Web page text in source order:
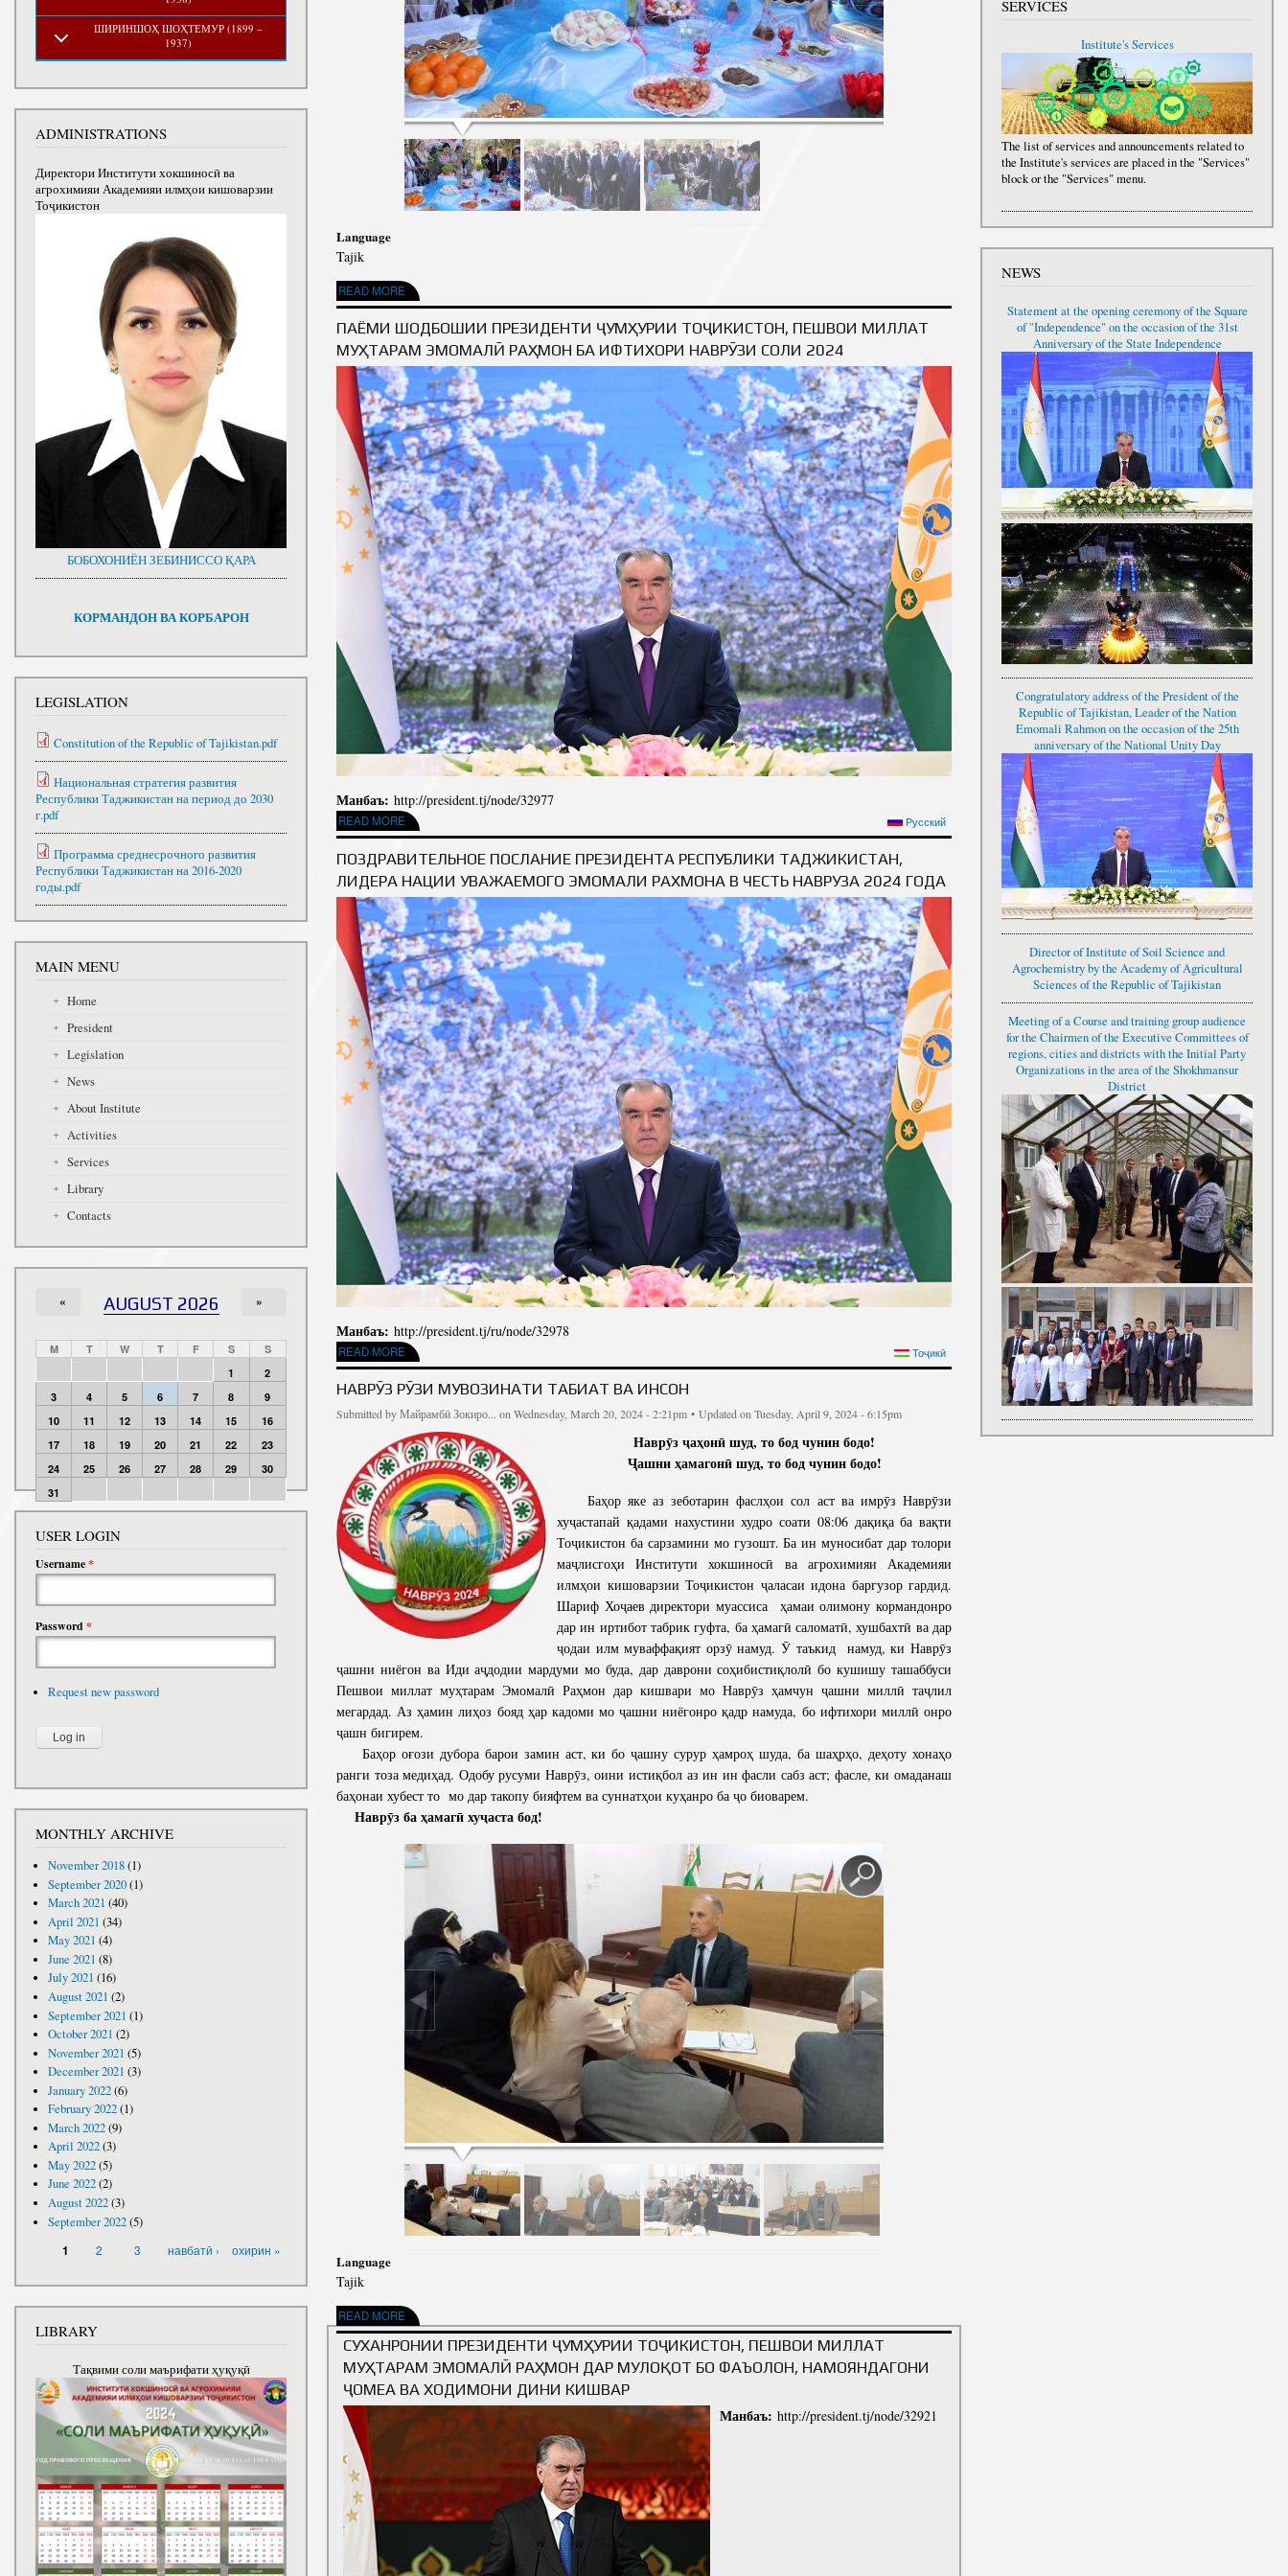
Language
Tajik
READ MORE
ABOUT 15-УМИН СОЛГАРДИ НАВРӮЗИ БАЙНАЛМИЛАЛӢ МУБОРАК!
ПАЁМИ ШОДБОШИИ ПРЕЗИДЕНТИ ҶУМҲУРИИ ТОҶИКИСТОН, ПЕШВОИ МИЛЛАТ
МУҲТАРАМ ЭМОМАЛӢ РАҲМОН БА ИФТИХОРИ НАВРӮЗИ СОЛИ 2024
Манбаъ: http://president.tj/node/32977
READ MORE
ABOUT ПАЁМИ ШОДБОШИИ ПРЕЗИДЕНТИ ҶУМҲУРИИ ТОҶИКИСТОН, ПЕШВОИ МИЛЛАТ МУҲТАРАМ ЭМОМАЛӢ РАҲМОН БА
ИФТИХОРИ НАВРӮЗИ СОЛИ 2024
Русский
ПОЗДРАВИТЕЛЬНОЕ ПОСЛАНИЕ ПРЕЗИДЕНТА РЕСПУБЛИКИ ТАДЖИКИСТАН,
ЛИДЕРА НАЦИИ УВАЖАЕМОГО ЭМОМАЛИ РАХМОНА В ЧЕСТЬ НАВРУЗА 2024 ГОДА
Манбаъ: http://president.tj/ru/node/32978
READ MORE
ABOUT ПОЗДРАВИТЕЛЬНОЕ ПОСЛАНИЕ ПРЕЗИДЕНТА РЕСПУБЛИКИ ТАДЖИКИСТАН, ЛИДЕРА НАЦИИ УВАЖАЕМОГО
ЭМОМАЛИ РАХМОНА В ЧЕСТЬ НАВРУЗА 2024 ГОДА
Тоҷикӣ
НАВРӮЗ РӮЗИ МУВОЗИНАТИ ТАБИАТ ВА ИНСОН
Submitted byМайрамбӣ Зокиро... on Wednesday, March 20, 2024 - 2:21pm • Updated on Tuesday, April 9, 2024 - 6:15pm
Наврӯз ҷаҳонӣ шуд, то бод чунин бодо!
Ҷашни ҳамагонӣ шуд, то бод чунин бодо!
Баҳор яке аз зеботарин фаслҳои сол аст ва имрӯз Наврӯзи
хуҷастапай қадами нахустини худро соати 08:06 дақиқа ба вақти
Тоҷикистон ба сарзамини мо гузошт. Ба ин муносибат дар толори
маҷлисгоҳи Институти хокшиносӣ ва агрохимияи Академияи
илмҳои кишоварзии Тоҷикистон ҷаласаи идона баргузор гардид.
Шариф Хоҷаев директори муассиса ҳамаи олимону кормандонро
дар ин иртибот табрик гуфта, ба ҳамагӣ саломатӣ, хушбахтӣ ва дар
ҷодаи илм муваффақият орзӯ намуд. Ӯ таъкид намуд, ки Наврӯз
ҷашни ниёгон ва Иди аҷдодии мардуми мо буда, дар даврони соҳибистиқлолӣ бо кушишу ташаббуси
Пешвои миллат муҳтарам Эмомалӣ Раҳмон дар кишвари мо Наврӯз ҳамчун ҷашни миллӣ таҷлил
мегардад. Аз ҳамин лиҳоз бояд ҳар кадоми мо ҷашни ниёгонро қадр намуда, бо ифтихори миллӣ онро
ҷашн бигирем.
Баҳор оғози дубора барои замин аст, ки бо ҷашну сурур ҳамроҳ шуда, ба шаҳрҳо, деҳоту хонаҳо
ранги тоза медиҳад. Одобу русуми Наврӯз, оини истиқбол аз ин ин фасли сабз аст; фасле, ки омаданаш
баҳонаи хубест то мо дар такопу бияфтем ва суннатҳои куҳанро ба ҷо биоварем.
Наврӯз ба ҳамагӣ хуҷаста бод!
Language
Tajik
READ MORE
ABOUT НАВРӮЗ РӮЗИ МУВОЗИНАТИ ТАБИАТ ВА ИНСОН
СУХАНРОНИИ ПРЕЗИДЕНТИ ҶУМҲУРИИ ТОҶИКИСТОН, ПЕШВОИ МИЛЛАТ
МУҲТАРАМ ЭМОМАЛӢ РАҲМОН ДАР МУЛОҚОТ БО ФАЪОЛОН, НАМОЯНДАГОНИ
ҶОМЕА ВА ХОДИМОНИ ДИНИ КИШВАР
Манбаъ: http://president.tj/node/32921
ШИРИНШОҲ ШОҲТЕМУР (1899 –
1937)
ADMINISTRATIONS
Директори Институти хокшиносӣ ва
агрохимияи Академияи илмҳои кишоварзии
Тоҷикистон
БОБОХОНИЁН ЗЕБИНИССО ҚАРА
КОРМАНДОН ВА КОРБАРОН
LEGISLATION
Constitution of the Republic of Tajikistan.pdf
Национальная стратегия развития
Республики Таджикистан на период до 2030
г.pdf
Программа среднесрочного развития
Республики Таджикистан на 2016-2020
годы.pdf
MAIN MENU
Home
President
Legislation
News
About Institute
Activities
Services
Library
Contacts
AUGUST 2026
« »
M T W T F S
S
1
2
3
4 5 6 7 8
9
10
11 12 13 14 15
16
17
18 19 20 21 22
23
24
25 26 27 28 29
30
31
USER LOGIN
Username*
Password*
Request new password
MONTHLY ARCHIVE
November 2018(1)
September 2020(1)
March 2021 (40)
April 2021 (34)
May 2021 (4)
June 2021 (8)
July 2021 (16)
August 2021 (2)
September 2021 (1)
October 2021 (2)
November 2021 (5)
December 2021 (3)
January 2022(6)
February 2022(1)
March 2022(9)
April 2022(3)
May 2022(5)
June 2022(2)
August 2022(3)
September 2022(5)
1 2 3 навбатӣ › охирин »
LIBRARY
Тақвими соли маърифати ҳуқуқӣ
SERVICES
Institute's Services
The list of services and announcements related to
the Institute's services are placed in the "Services"
block or the "Services" menu.
NEWS
Statement at the opening ceremony of the Square
of "Independence" on the occasion of the 31st
Anniversary of the State Independence
Congratulatory address of the President of the
Republic of Tajikistan, Leader of the Nation
Emomali Rahmon on the occasion of the 25th
anniversary of the National Unity Day
Director of Institute of Soil Science and
Agrochemistry by the Academy of Agricultural
Sciences of the Republic of Tajikistan
Meeting of a Course and training group audience
for the Chairmen of the Executive Committees of
regions, cities and districts with the Initial Party
Organizations in the area of the Shokhmansur
District